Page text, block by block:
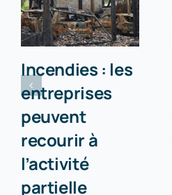
Incendies : les
entreprises
peuvent
recourir à
l’activité
partielle